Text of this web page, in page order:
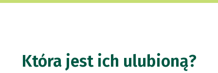
Która jest ich ulubioną?